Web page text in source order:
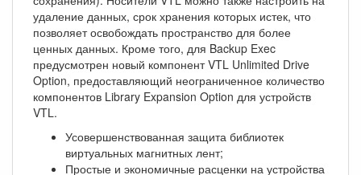
удаление данных, срок хранения которых истек, что
позволяет освобождать пространство для более
ценных данных. Кроме того, для Backup Exec
предусмотрен новый компонент VTL Unlimited Drive
Option, предоставляющий неограниченное количество
компонентов Library Expansion Option для устройств
VTL.
Усовершенствованная защита библиотек
виртуальных магнитных лент;
Простые и экономичные расценки на устройства